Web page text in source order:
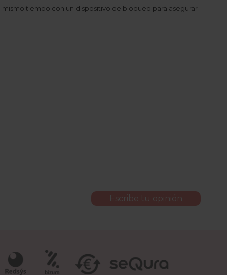
tiempo con un dispositivo de bloqueo para asegurar
Escribe tu opinión